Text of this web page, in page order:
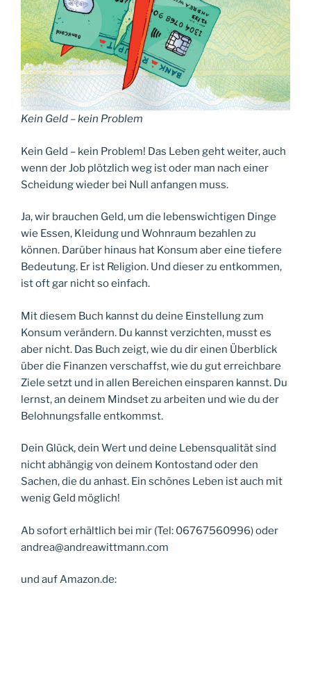
Kein Geld – kein Problem
Kein Geld – kein Problem! Das Leben geht weiter, auch
wenn der Job plötzlich weg ist oder man nach einer
Scheidung wieder bei Null anfangen muss.
Ja, wir brauchen Geld, um die lebenswichtigen Dinge
wie Essen, Kleidung und Wohnraum bezahlen zu
können. Darüber hinaus hat Konsum aber eine tiefere
Bedeutung. Er ist Religion. Und dieser zu entkommen,
ist oft gar nicht so einfach.
Mit diesem Buch kannst du deine Einstellung zum
Konsum verändern. Du kannst verzichten, musst es
aber nicht. Das Buch zeigt, wie du dir einen Überblick
über die Finanzen verschaffst, wie du gut erreichbare
Ziele setzt und in allen Bereichen einsparen kannst. Du
lernst, an deinem Mindset zu arbeiten und wie du der
Belohnungsfalle entkommst.
Dein Glück, dein Wert und deine Lebensqualität sind
nicht abhängig von deinem Kontostand oder den
Sachen, die du anhast. Ein schönes Leben ist auch mit
wenig Geld möglich!
Ab sofort erhältlich bei mir (Tel: 06767560996) oder
andrea@andreawittmann.com
und auf Amazon.de: